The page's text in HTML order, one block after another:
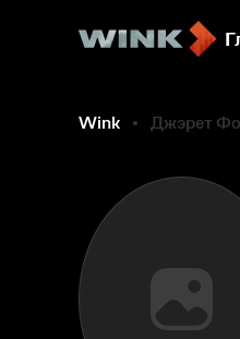
Wink Джэрет